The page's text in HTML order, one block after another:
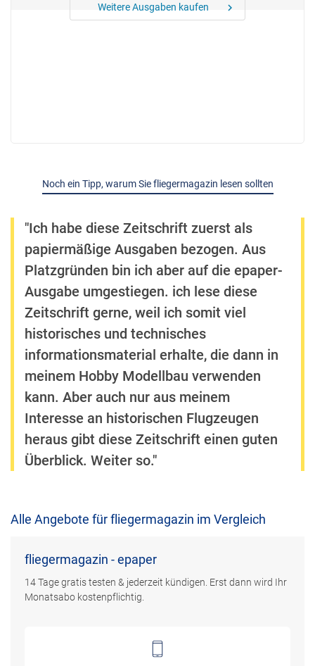
Weitere Ausgaben kaufen chevron_right
Noch ein Tipp, warum Sie fliegermagazin lesen sollten
"Ich habe diese Zeitschrift zuerst als
papiermäßige Ausgaben bezogen. Aus
Platzgründen bin ich aber auf die epaper-
Ausgabe umgestiegen. ich lese diese
Zeitschrift gerne, weil ich somit viel
historisches und technisches
informationsmaterial erhalte, die dann in
meinem Hobby Modellbau verwenden
kann. Aber auch nur aus meinem
Interesse an historischen Flugzeugen
heraus gibt diese Zeitschrift einen guten
Überblick. Weiter so."
Alle Angebote für fliegermagazin im Vergleich
fliegermagazin - epaper
14 Tage gratis testen & jederzeit kündigen. Erst dann wird Ihr
Monatsabo kostenpflichtig.